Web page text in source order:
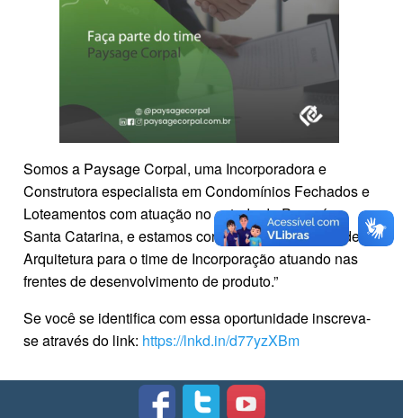
Somos a Paysage Corpal, uma Incorporadora e
Construtora especialista em Condomínios Fechados e
Loteamentos com atuação no estado do Paraná e
Santa Catarina, e estamos contratando Estagiário de
Arquitetura para o time de Incorporação atuando nas
frentes de desenvolvimento de produto.”
Se você se identifica com essa oportunidade inscreva-
se através do link: https://lnkd.in/d77yzXBm